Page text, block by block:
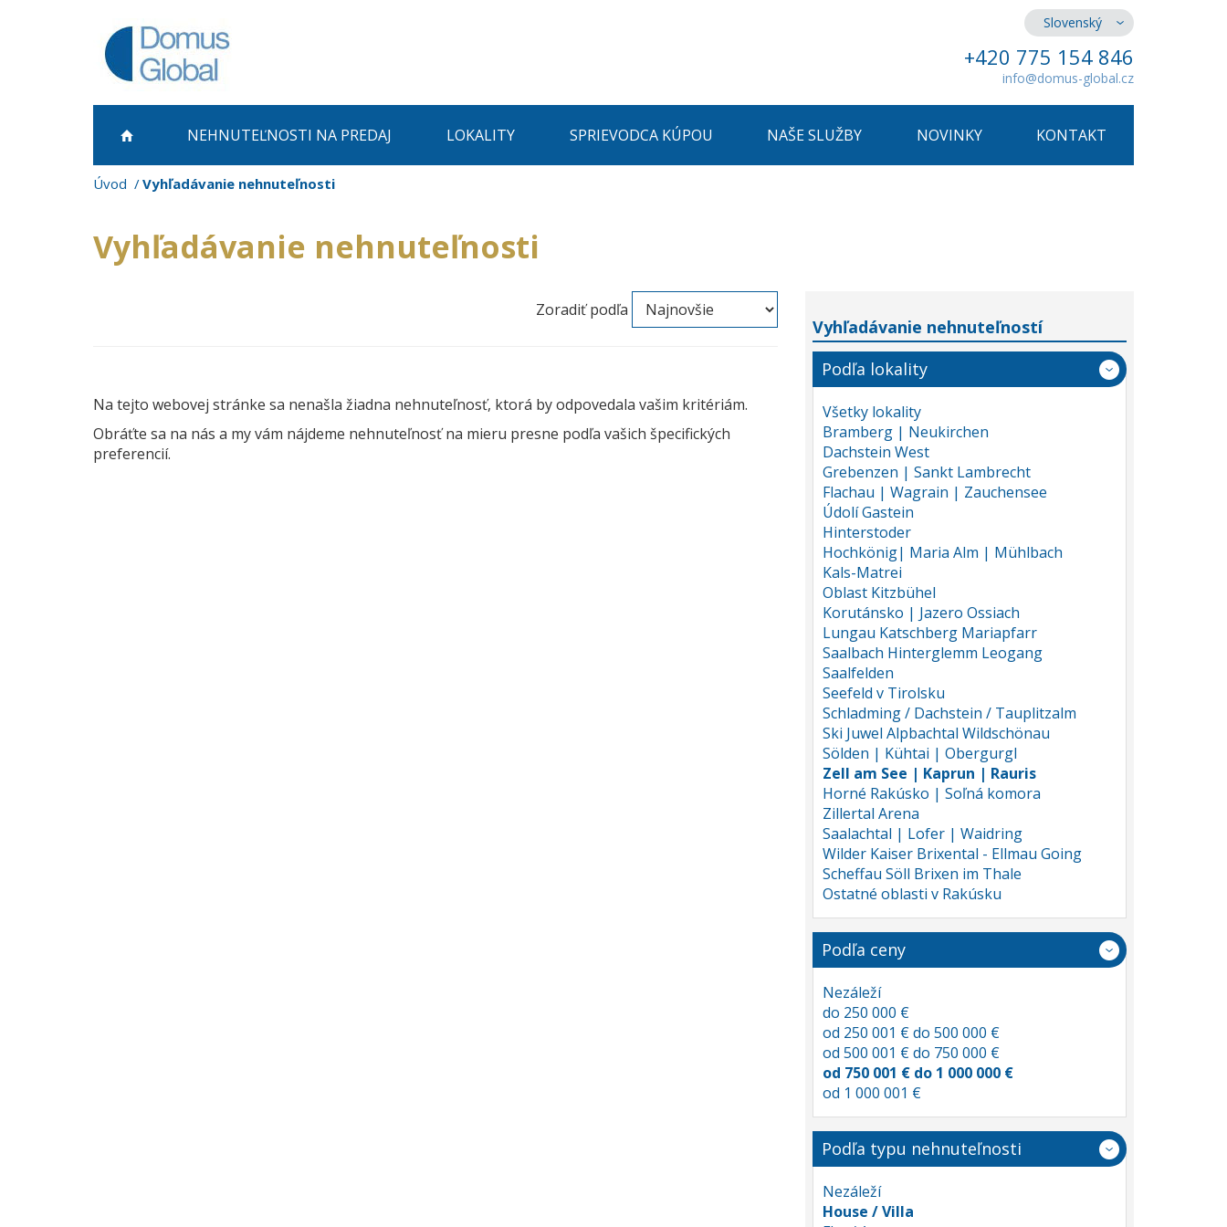
Slovenský
+420 775 154 846
info@domus-global.cz
NEHNUTEĽNOSTI NA PREDAJ LOKALITY SPRIEVODCA KÚPOU NAŠE SLUŽBY NOVINKY KONTAKT
Úvod Vyhľadávanie nehnuteľnosti
Vyhľadávanie nehnuteľnosti
Zoradiť podľa
Na tejto webovej stránke sa nenašla žiadna nehnuteľnosť, ktorá by odpovedala vašim kritériám.
Obráťte sa na nás a my vám nájdeme nehnuteľnosť na mieru presne podľa vašich špecifických
preferencií.
Vyhľadávanie nehnuteľností
Podľa lokality
Všetky lokality
Bramberg | Neukirchen
Dachstein West
Grebenzen | Sankt Lambrecht
Flachau | Wagrain | Zauchensee
Údolí Gastein
Hinterstoder
Hochkönig| Maria Alm | Mühlbach
Kals-Matrei
Oblast Kitzbühel
Korutánsko | Jazero Ossiach
Lungau Katschberg Mariapfarr
Saalbach Hinterglemm Leogang
Saalfelden
Seefeld v Tirolsku
Schladming / Dachstein / Tauplitzalm
Ski Juwel Alpbachtal Wildschönau
Sölden | Kühtai | Obergurgl
Zell am See | Kaprun | Rauris
Horné Rakúsko | Soľná komora
Zillertal Arena
Saalachtal | Lofer | Waidring
Wilder Kaiser Brixental - Ellmau Going
Scheffau Söll Brixen im Thale
Ostatné oblasti v Rakúsku
Podľa ceny
Nezáleží
do 250 000 €
od 250 001 € do 500 000 €
od 500 001 € do 750 000 €
od 750 001 € do 1 000 000 €
od 1 000 001 €
Podľa typu nehnuteľnosti
Nezáleží
House / Villa